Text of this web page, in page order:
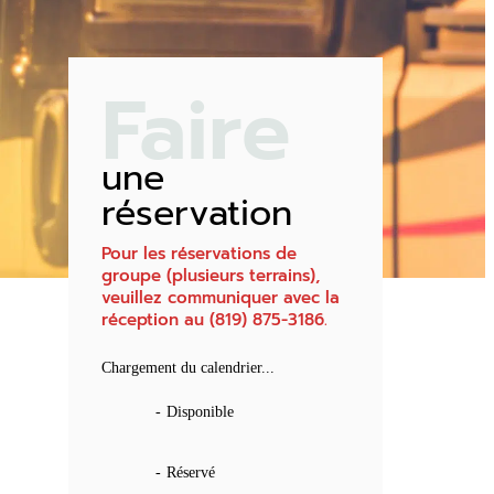
Faire
une
réservation
Pour les réservations de
groupe (plusieurs terrains),
veuillez communiquer avec la
réception au (819) 875-3186.
Chargement du calendrier...
- Disponible
- Réservé